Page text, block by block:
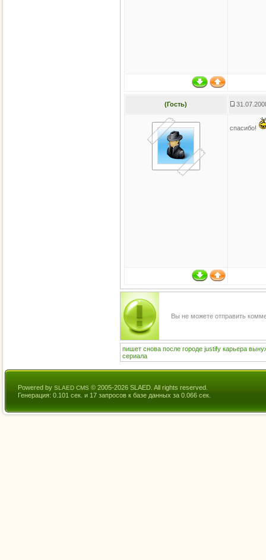
(Гость)
спасибо!
Вы не можете отправить
пишет снова после городе justify карьера
сериала
Powered by SLAED CMS © 2005-2026 SLAED. All rights reserved.
Генерация: 0.101 сек. и 17 запросов к базе данных за 0.066 сек.